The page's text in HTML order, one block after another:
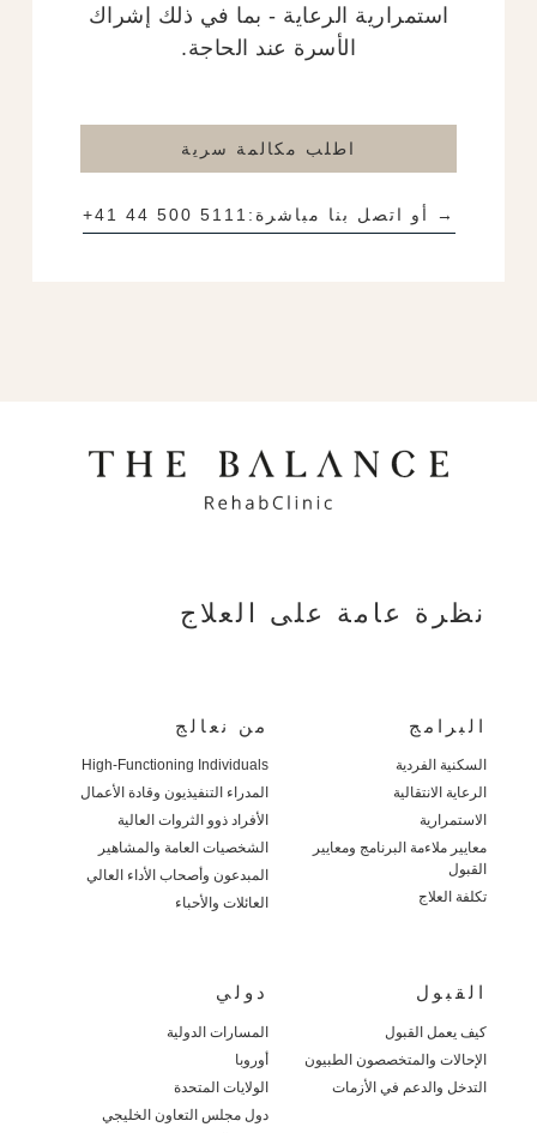
استمرارية الرعاية - بما في ذلك إشراك
الأسرة عند الحاجة.
اطلب مكالمة سرية
→ أو اتصل بنا مباشرة: +41 44 500 5111
نظرة عامة على العلاج
البرامج
السكنية الفردية
الرعاية الانتقالية
الاستمرارية
معايير ملاءمة البرنامج ومعايير
القبول
تكلفة العلاج
من نعالج
High-Functioning Individuals
المدراء التنفيذيون وقادة الأعمال
الأفراد ذوو الثروات العالية
الشخصيات العامة والمشاهير
المبدعون وأصحاب الأداء العالي
العائلات والأحباء
القبول
كيف يعمل القبول
الإحالات والمتخصصون الطبيون
التدخل والدعم في الأزمات
دولي
المسارات الدولية
أوروبا
الولايات المتحدة
دول مجلس التعاون الخليجي